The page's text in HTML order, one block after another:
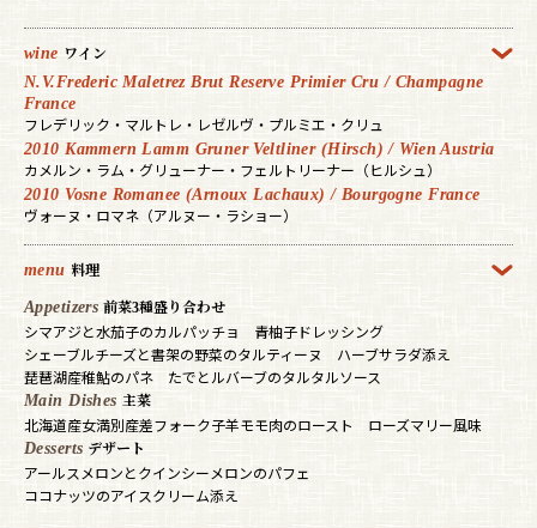
wine ワイン
N.V.Frederic Maletrez Brut Reserve Primier Cru / Champagne
France
フレデリック・マルトレ・レゼルヴ・プルミエ・クリュ
2010 Kammern Lamm Gruner Veltliner (Hirsch) / Wien Austria
カメルン・ラム・グリューナー・フェルトリーナー（ヒルシュ）
2010 Vosne Romanee (Arnoux Lachaux) / Bourgogne France
ヴォーヌ・ロマネ（アルヌー・ラショー）
menu 料理
Appetizers 前菜3種盛り合わせ
シマアジと水茄子のカルパッチョ 青柚子ドレッシング
シェーブルチーズと書架の野菜のタルティーヌ ハーブサラダ添え
琵琶湖産稚鮎のパネ たでとルバーブのタルタルソース
Main Dishes 主菜
北海道産女満別産差フォーク子羊モモ肉のロースト ローズマリー風味
Desserts デザート
アールスメロンとクインシーメロンのパフェ
ココナッツのアイスクリーム添え